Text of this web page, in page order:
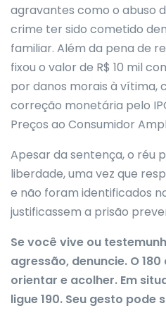
agravantes como o abuso
crime ter sido cometido
familiar. Além da pena de
fixou o valor de R$ 10 mil
por danos morais à vítima,
correção monetária pelo
Preços ao Consumidor
Apesar da sentença, o réu
liberdade, uma vez que
e não foram identificados
justificassem a prisão
Se você vive ou
agressão, denuncie. O
orientar e acolher. Em
ligue 190. Seu gesto pode